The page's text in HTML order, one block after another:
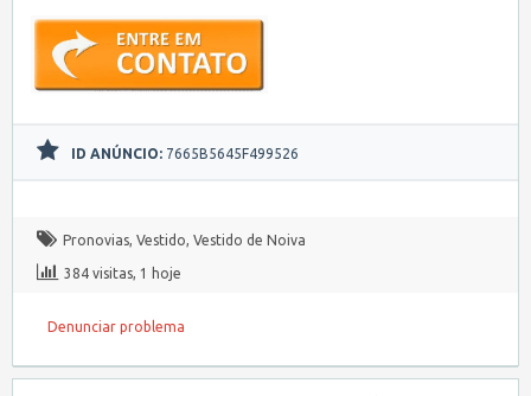
ID ANÚNCIO: 7665B5645F499526
Pronovias, Vestido, Vestido de Noiva
384 visitas, 1 hoje
Denunciar problema